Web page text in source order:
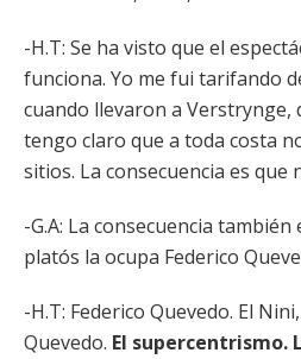
-H.T: Se ha visto que el
funciona. Yo me fui tarifando
cuando llevaron a Verstrynge,
tengo claro que a toda costa
sitios. La consecuencia es que
-G.A: La consecuencia
platós la ocupa Federico
-H.T: Federico Quevedo. El
Quevedo. El supercentrismo.